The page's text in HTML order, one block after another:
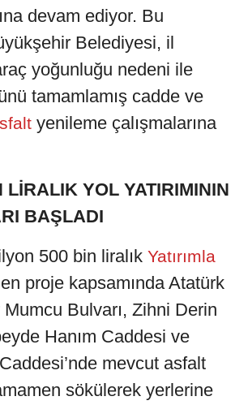
devam ediyor. Bu
Belediyesi, il
yoğunluğu nedeni ile
tamamlamış cadde ve
yenileme çalışmalarına
LİRALIK YOL YATIRIMININ
BAŞLADI
500 bin liralık Yatırımla
proje kapsamında Atatürk
Mumcu Bulvarı, Zihni Derin
Hanım Caddesi ve
mevcut asfalt
sökülerek yerlerine